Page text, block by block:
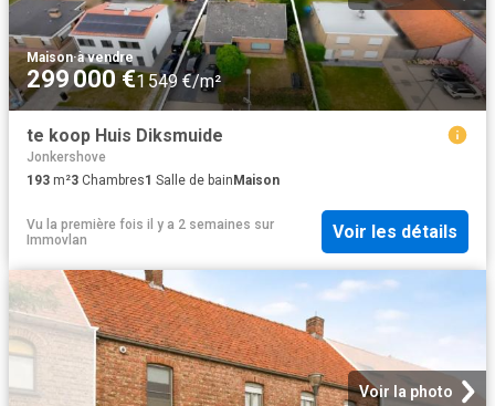
Maison·à vendre
299 000 €1 549 €/m²
te koop Huis Diksmuide
Jonkershove
193 m²3 Chambres1 Salle de bain Maison
Vu la première fois il y a 2 semaines sur
Immovlan
Voir les détails
Voir la photo